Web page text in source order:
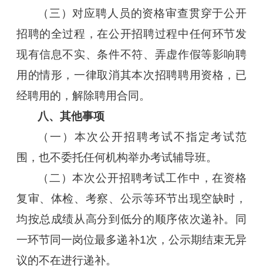
（三）对应聘人员的资格审查贯穿于公开
招聘的全过程，在公开招聘过程中任何环节发
现有信息不实、条件不符、弄虚作假等影响聘
用的情形，一律取消其本次招聘聘用资格，已
经聘用的，解除聘用合同。
八、其他事项
（一）本次公开招聘考试不指定考试范
围，也不委托任何机构举办考试辅导班。
（二）本次公开招聘考试工作中，在资格
复审、体检、考察、公示等环节出现空缺时，
均按总成绩从高分到低分的顺序依次递补。同
一环节同一岗位最多递补1次，公示期结束无异
议的不在进行递补。